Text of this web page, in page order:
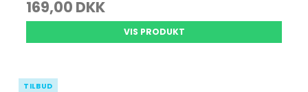
169,00 DKK
VIS PRODUKT
TILBUD